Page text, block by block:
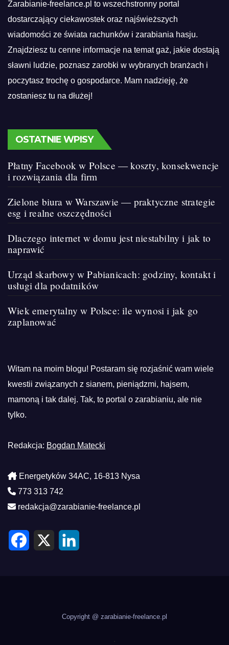
Zarabianie-freelance.pl to wszechstronny portal
dostarczający ciekawostek oraz najświeższych
wiadomości ze świata rachunków i zarabiania hasju.
Znajdziesz tu cenne informacje na temat gaż, jakie dostają
sławni ludzie, poznasz zarobki w wybranych branżach i
poczytasz trochę o gospodarce. Mam nadzieję, że
zostaniesz tu na dłużej!
OSTATNIE WPISY
Płatny Facebook w Polsce — koszty, konsekwencje
i rozwiązania dla firm
Zielone biura w Warszawie — praktyczne strategie
esg i realne oszczędności
Dlaczego internet w domu jest niestabilny i jak to
naprawić
Urząd skarbowy w Pabianicach: godziny, kontakt i
usługi dla podatników
Wiek emerytalny w Polsce: ile wynosi i jak go
zaplanować
Witam na moim blogu! Postaram się rozjaśnić wam wiele
kwestii związanych z sianem, pieniądzmi, hajsem,
mamoną i tak dalej. Tak, to portal o zarabianiu, ale nie
tylko.
Redakcja: Bogdan Matecki
Energetyków 34AC, 16-813 Nysa
773 313 742
redakcja@zarabianie-freelance.pl
F
X
Copyright @ zarabianie-freelance.pl
.